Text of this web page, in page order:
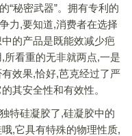
秘密武器”。拥有专利的
力,要知道,消费者在选择
的产品是既能效减少疤
看重的无非就两点,一是
效果,恰好,芭克经过了严
其安全性和有效性。
硅凝胶了,硅凝胶中的
,它具有特殊的物理性质,